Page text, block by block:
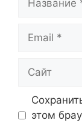
этом